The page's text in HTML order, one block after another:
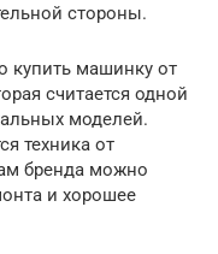
стороны.
купить машинку от
считается одной
моделей.
техника от
бренда можно
и хорошее